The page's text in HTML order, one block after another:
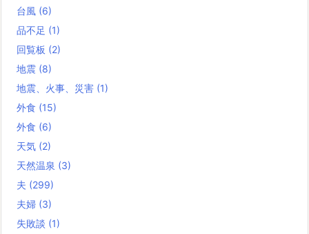
台風 (6)
品不足 (1)
回覧板 (2)
地震 (8)
地震、火事、災害 (1)
外食 (15)
外食 (6)
天気 (2)
天然温泉 (3)
夫 (299)
夫婦 (3)
失敗談 (1)